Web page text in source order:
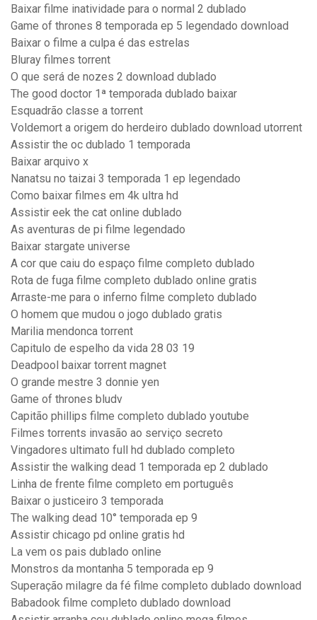
Baixar filme inatividade para o normal 2 dublado
Game of thrones 8 temporada ep 5 legendado download
Baixar o filme a culpa é das estrelas
Bluray filmes torrent
O que será de nozes 2 download dublado
The good doctor 1ª temporada dublado baixar
Esquadrão classe a torrent
Voldemort a origem do herdeiro dublado download utorrent
Assistir the oc dublado 1 temporada
Baixar arquivo x
Nanatsu no taizai 3 temporada 1 ep legendado
Como baixar filmes em 4k ultra hd
Assistir eek the cat online dublado
As aventuras de pi filme legendado
Baixar stargate universe
A cor que caiu do espaço filme completo dublado
Rota de fuga filme completo dublado online gratis
Arraste-me para o inferno filme completo dublado
O homem que mudou o jogo dublado gratis
Marilia mendonca torrent
Capitulo de espelho da vida 28 03 19
Deadpool baixar torrent magnet
O grande mestre 3 donnie yen
Game of thrones bludv
Capitão phillips filme completo dublado youtube
Filmes torrents invasão ao serviço secreto
Vingadores ultimato full hd dublado completo
Assistir the walking dead 1 temporada ep 2 dublado
Linha de frente filme completo em português
Baixar o justiceiro 3 temporada
The walking dead 10° temporada ep 9
Assistir chicago pd online gratis hd
La vem os pais dublado online
Monstros da montanha 5 temporada ep 9
Superação milagre da fé filme completo dublado download
Babadook filme completo dublado download